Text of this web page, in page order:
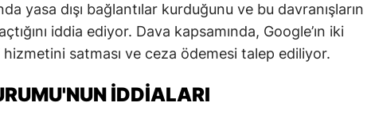
yasa dışı bağlantılar kurduğunu ve bu davranışların
iddia ediyor. Dava kapsamında, Google’ın iki
satması ve ceza ödemesi talep ediliyor.
İDDIALARI